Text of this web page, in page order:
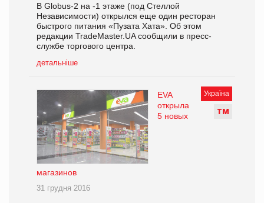
В Globus-2 на -1 этаже (под Стеллой
Независимости) открылся еще один ресторан
быстрого питания «Пузата Хата». Об этом
редакции TradeMaster.UA сообщили в пресс-
службе торгового центра.
детальніше
Україна
ТМ
EVA
открыла
5 новых
магазинов
31 грудня 2016